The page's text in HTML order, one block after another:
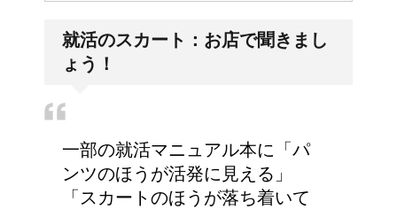
て、やはり傾向があるの
労災保険の請求で病院が
2か所の場合はどうなる
の？
就活のスカート：お店で聞きまし
ょう！
一部の就活マニュアル本に「パ
ンツのほうが活発に見える」
「スカートのほうが落ち着いて